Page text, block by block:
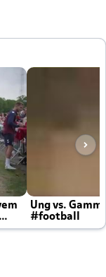
Ung vs.
#football